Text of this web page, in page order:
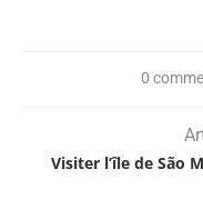
0
Visiter l’île de São